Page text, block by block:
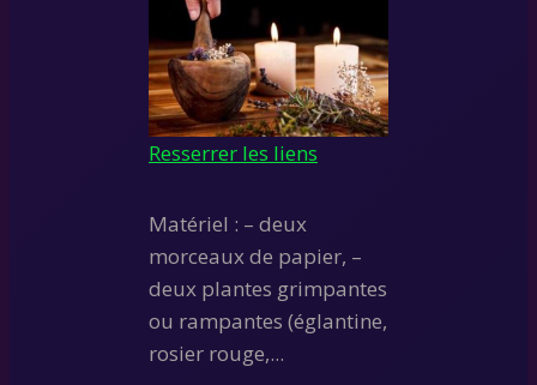
Resserrer les liens
Matériel : – deux
morceaux de papier, –
deux plantes grimpantes
ou rampantes (églantine,
rosier rouge,...